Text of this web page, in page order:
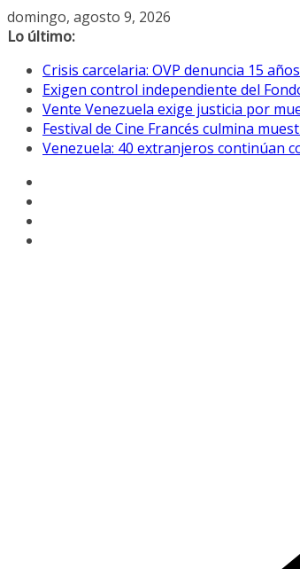
Saltar
al
domingo, agosto 9, 2026
Lo último:
Crisis carcelaria: OVP denuncia 15
Exigen control independiente del
Vente Venezuela exige justicia por
Festival de Cine Francés culmina
Venezuela: 40 extranjeros continúan